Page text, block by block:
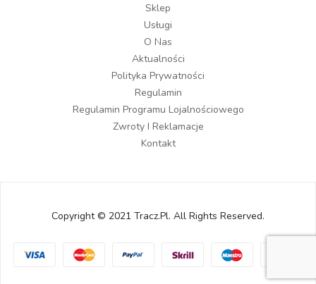
Sklep
Usługi
O Nas
Aktualności
Polityka Prywatności
Regulamin
Regulamin Programu Lojalnościowego
Zwroty I Reklamacje
Kontakt
Copyright © 2021 Tracz.pl. All Rights Reserved.